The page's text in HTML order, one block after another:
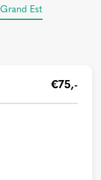
Grand Est
€75,-